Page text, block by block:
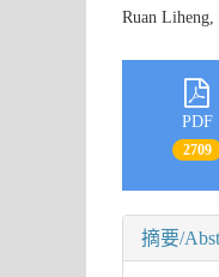
Ruan
PDF
2709
摘要/